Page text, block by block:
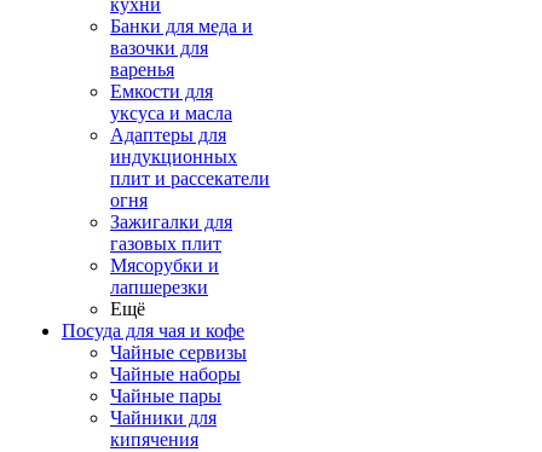
кухни
Банки для меда и
вазочки для
варенья
Емкости для
уксуса и масла
Адаптеры для
индукционных
плит и рассекатели
огня
Зажигалки для
газовых плит
Мясорубки и
лапшерезки
Ещё
Посуда для чая и кофе
Чайные сервизы
Чайные наборы
Чайные пары
Чайники для
кипячения